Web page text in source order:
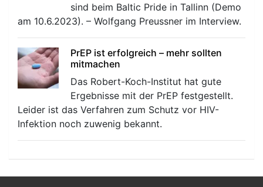
sind beim Baltic Pride in Tallinn (Demo
am 10.6.2023). – Wolfgang Preussner im Interview.
PrEP ist erfolgreich – mehr sollten
mitmachen
Das Robert-Koch-Institut hat gute
Ergebnisse mit der PrEP festgestellt.
Leider ist das Verfahren zum Schutz vor HIV-
Infektion noch zuwenig bekannt.